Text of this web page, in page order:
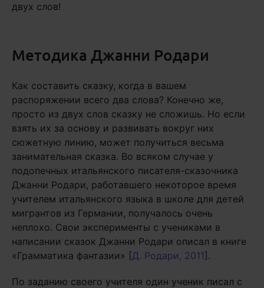
двух слов!
Методика Джанни Родари
Как составить сказку, когда в вашем
распоряжении всего два слова? Конечно же,
просто из двух слов сказку не сложишь. Но если
взять их за основу и развивать вокруг них
сюжетную линию, может получиться весьма
занимательная сказка. Во всяком случае у
подопечных итальянского писателя-сказочника
Джанни Родари, работавшего некоторое время
учителем итальянского языка в школе для детей
мигрантов из Германии, получалось очень
неплохо. Свои эксперименты с учениками в
написании сказок Джанни Родари описал в книге
«Грамматика фантазии» [Д. Родари, 2011].
По заданию своего учителя один ученик писал с